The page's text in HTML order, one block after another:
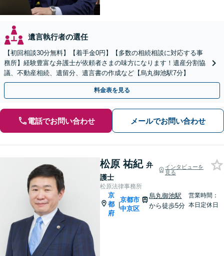
遺言執行者の選任
【初回相談30分無料】【着手金0円】【多数の相続相談に対応する事
務所】経験豊富な弁護士が依頼者さまの味方になります！遺産分割協
議、不動産相続、遺留分、遺言書の作成など【烏丸御池駅7分】
料金表を見る
電話でお問い合わせ メールでお問い合わせ
松原 祐紀 弁
護士
インタビューを
見る
松原法律事務所
京
都
府
|
京都市
中京区
烏丸御池駅
から徒歩5分
営業時間：
本日定休日